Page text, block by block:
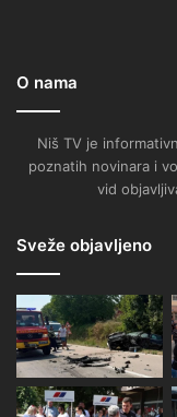
O nama
Niš TV je
poznatih novinara i
vid
Sveže objavljeno